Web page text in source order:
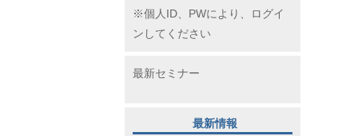
※個人ID、PWにより、ログイ
ンしてください
最新セミナー
最新情報